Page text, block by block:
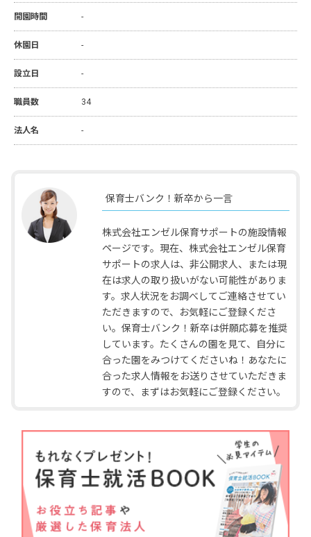
開園時間 -
休園日 -
設立日 -
職員数 34
法人名 -
保育士バンク！新卒から一言
株式会社エンゼル保育サポートの施設情報
ページです。現在、株式会社エンゼル保育
サポートの求人は、非公開求人、または現
在は求人の取り扱いがない可能性がありま
す。求人状況をお調べしてご連絡させてい
ただきますので、お気軽にご登録くださ
い。保育士バンク！新卒は併願応募を推奨
しています。たくさんの園を見て、自分に
合った園をみつけてくださいね！あなたに
合った求人情報をお送りさせていただきま
すので、まずはお気軽にご登録ください。